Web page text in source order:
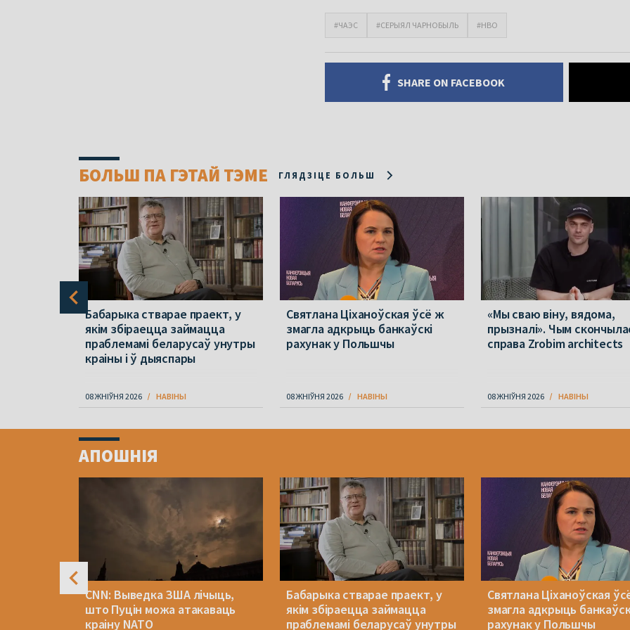
#ЧАЭС #СЕРЫЯЛ ЧАРНОБЫЛЬ #HBO
SHARE ON FACEBOOK
БОЛЬШ ПА ГЭТАЙ ТЭМЕ ГЛЯДЗІЦЕ БОЛЬШ
Бабарыка стварае праект, у
якім збіраецца займацца
праблемамі беларусаў унутры
краіны і ў дыяспары
08 ЖНІЎНЯ 2026 НАВІНЫ
Святлана Ціханоўская ўсё ж
змагла адкрыць банкаўскі
рахунак у Польшчы
08 ЖНІЎНЯ 2026 НАВІНЫ
«Мы сваю віну, вядома,
прызналі». Чым
справа Zrobim architects
08 ЖНІЎНЯ 2026 НАВІНЫ
ofАПОШНІЯ
CNN: Выведка ЗША лічыць,
што Пуцін можа атакаваць
краіну NATO
Бабарыка стварае праект, у
якім збіраецца займацца
праблемамі беларусаў унутры
Святлана Ціханоўская
змагла адкрыць
рахунак у Польшчы